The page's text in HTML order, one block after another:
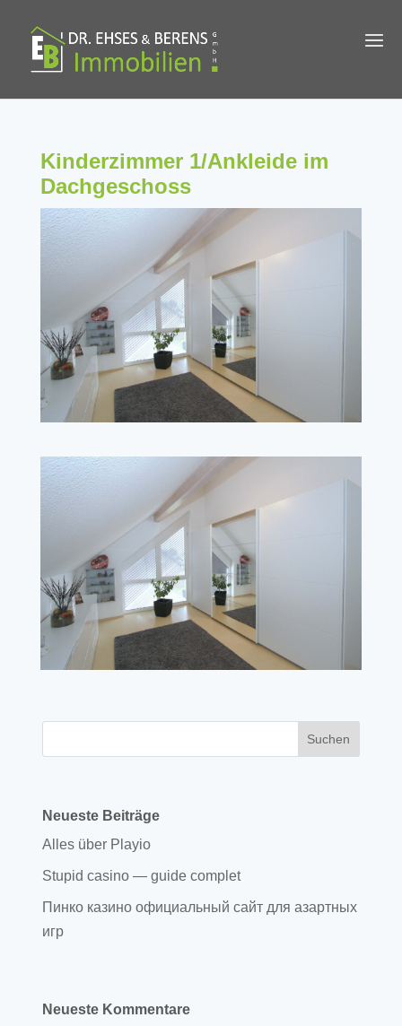
Kinderzimmer 1/Ankleide im
Dachgeschoss
Neueste Beiträge
Alles über Playio
Stupid casino — guide complet
Пинко казино официальный сайт для азартных
игр
Neueste Kommentare